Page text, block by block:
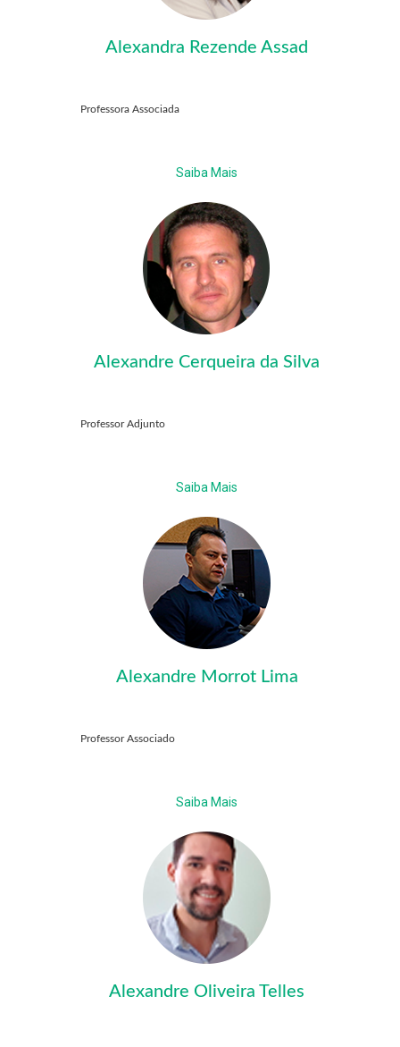
Alexandra Rezende Assad
Professora Associada
Saiba Mais
Alexandre Cerqueira da Silva
Professor Adjunto
Saiba Mais
Alexandre Morrot Lima
Professor Associado
Saiba Mais
Alexandre Oliveira Telles